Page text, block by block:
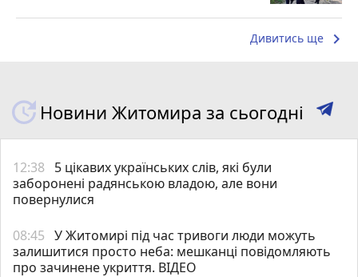
Дивитись ще keyboard_arrow_right
Новини Житомира за сьогодні
12:38
5 цікавих українських слів, які були
заборонені радянською владою, але вони
повернулися
08:45 У Житомирі під час тривоги люди можуть
залишитися просто неба: мешканці повідомляють
про зачинене укриття. ВІДЕО